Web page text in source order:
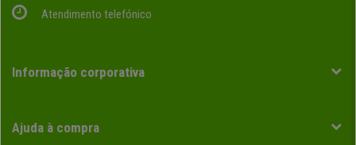
Atendimento telefónico
Informação corporativa
Ajuda à compra